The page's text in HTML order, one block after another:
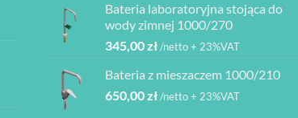
Bateria laboratoryjna stojąca do
wody zimnej 1000/270
345,00zł/netto + 23%VAT
Bateria z mieszaczem 1000/210
650,00zł/netto + 23%VAT